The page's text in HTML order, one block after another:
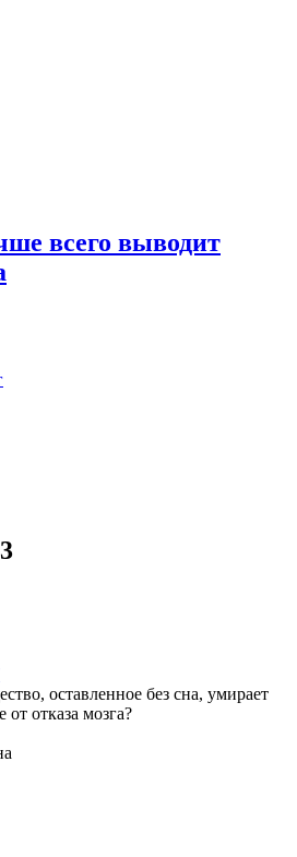
всего выводит
оставленное без сна, умирает
от отказа мозга?